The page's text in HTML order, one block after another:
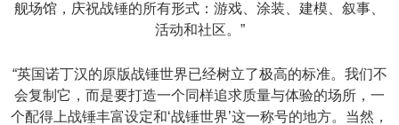
舰场馆，庆祝战锤的所有形式：游戏、涂装、建模、叙事、
活动和社区。”
“英国诺丁汉的原版战锤世界已经树立了极高的标准。我们不
会复制它，而是要打造一个同样追求质量与体验的场所，一
个配得上战锤丰富设定和‘战锤世界’这一称号的地方。当然，